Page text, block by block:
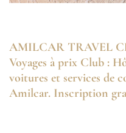
AMILCAR TRAVEL
Voyages à prix Club :
voitures et services de
Amilcar. Inscription